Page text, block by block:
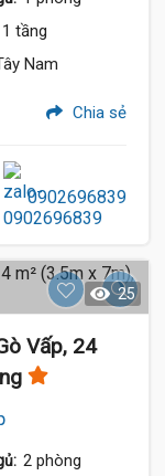
1 tầng
Nam
Chia sẻ
0902696839
25
Vấp, 24
2 phòng